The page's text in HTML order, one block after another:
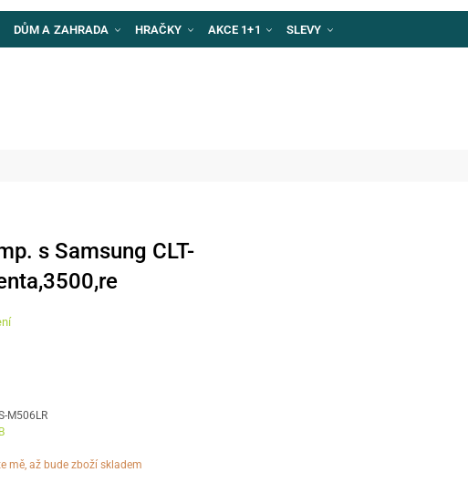
DŮM A ZAHRADA HRAČKY AKCE 1+1 SLEVY
s Samsung CLT-
M506LR
mě, až bude zboží skladem